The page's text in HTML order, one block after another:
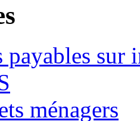
payables sur
ménagers